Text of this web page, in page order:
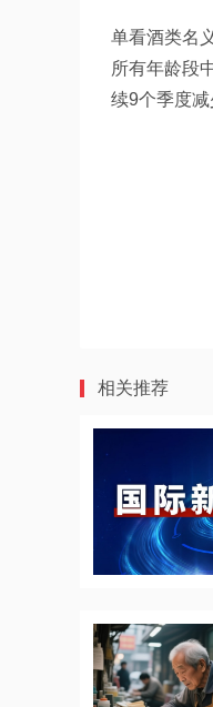
单看酒类名
所有年龄段
续9个季度减
相关推荐